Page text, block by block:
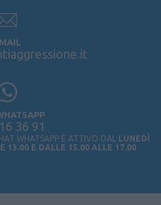
36 91
WHATSAPP È ATTIVO DAL
LUNEDÌ
13.00 E DALLE 15.00 ALLE 17.00